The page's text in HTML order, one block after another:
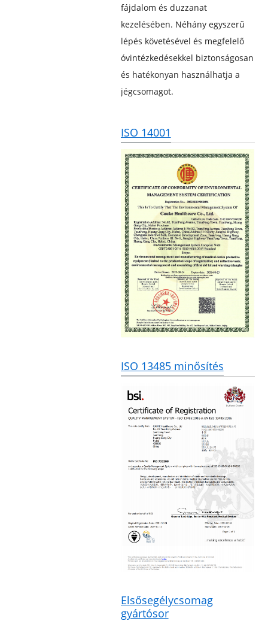
fájdalom és duzzanat
kezelésében. Néhány egyszerű
lépés követésével és megfelelő
óvintézkedésekkel biztonságosan
és hatékonyan használhatja a
jégcsomagot.
ISO 14001
ISO 13485 minősítés
Elsősegélycsomag
gyártósor